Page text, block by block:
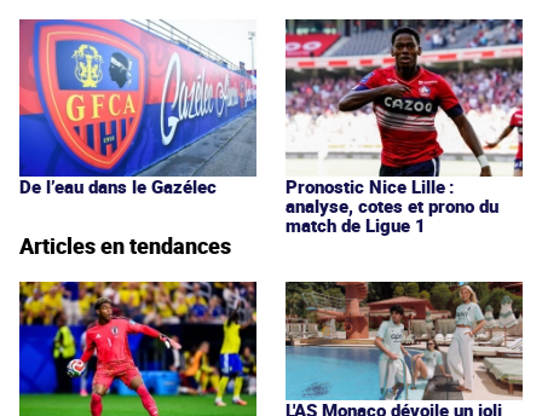
De l’eau dans le Gazélec
Pronostic Nice Lille :
analyse, cotes et prono du
match de Ligue 1
Articles en tendances
L'AS Monaco dévoile un joli